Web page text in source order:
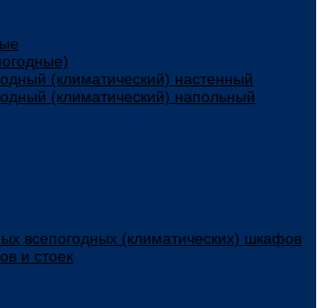
(климатический) настенный
(климатический) напольный
всепогодных (климатических) шкафов
и стоек